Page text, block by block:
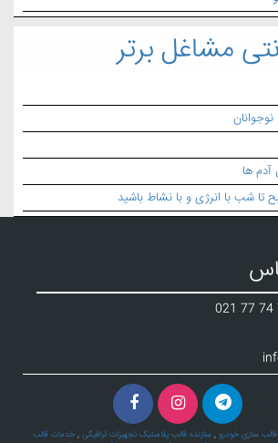
مشاغل برتر
ها
تا شب با انرژی و با نشاط باشید
021 77 74
قالب سازی خودرو , سازنده قالب پلاستیک تجهیزات ترافیکی , خدمات قالب